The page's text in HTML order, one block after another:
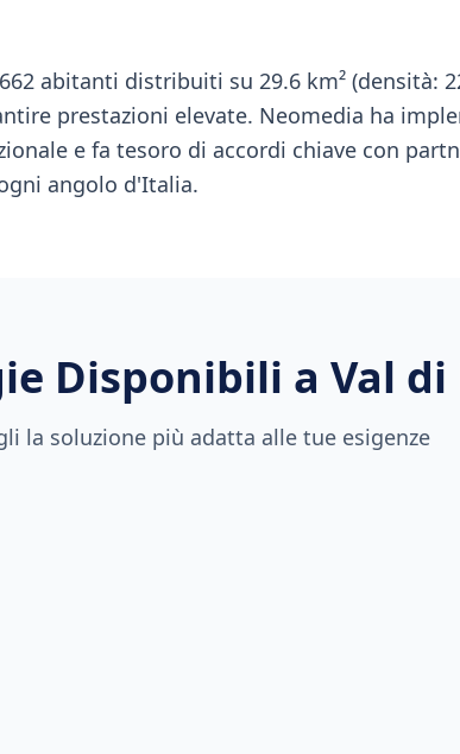
abitanti distribuiti su 29.6 km² (densità:
prestazioni elevate. Neomedia ha
e fa tesoro di accordi chiave con
angolo d'Italia.
Disponibili a Val di
la soluzione più adatta alle tue esigenze